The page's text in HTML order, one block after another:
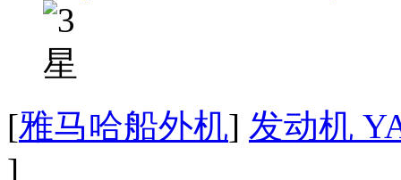
[雅马哈船外机] 发动机
]